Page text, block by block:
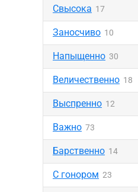
Свысока 17
Заносчиво 10
Напыщенно 30
Величественно 18
Выспренно 12
Важно 73
Барственно 14
С гонором 23